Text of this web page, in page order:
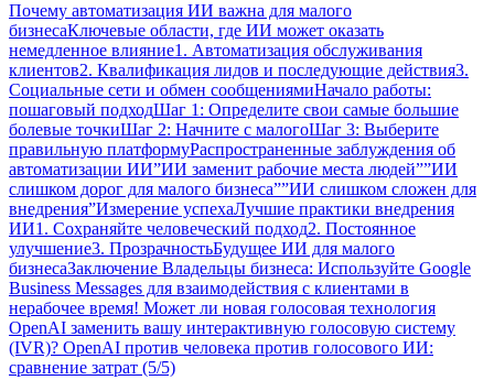
Почему автоматизация ИИ важна для малого
бизнесаКлючевые области, где ИИ может оказать
немедленное влияние1. Автоматизация обслуживания
клиентов2. Квалификация лидов и последующие действия3.
Социальные сети и обмен сообщениямиНачало работы:
пошаговый подходШаг 1: Определите свои самые большие
болевые точкиШаг 2: Начните с малогоШаг 3: Выберите
правильную платформуРаспространенные заблуждения об
автоматизации ИИ”ИИ заменит рабочие места людей””ИИ
слишком дорог для малого бизнеса””ИИ слишком сложен для
внедрения”Измерение успехаЛучшие практики внедрения
ИИ1. Сохраняйте человеческий подход2. Постоянное
улучшение3. ПрозрачностьБудущее ИИ для малого
бизнесаЗаключение Владельцы бизнеса: Используйте Google
Business Messages для взаимодействия с клиентами в
нерабочее время! Может ли новая голосовая технология
OpenAI заменить вашу интерактивную голосовую систему
(IVR)? OpenAI против человека против голосового ИИ:
сравнение затрат (5/5)